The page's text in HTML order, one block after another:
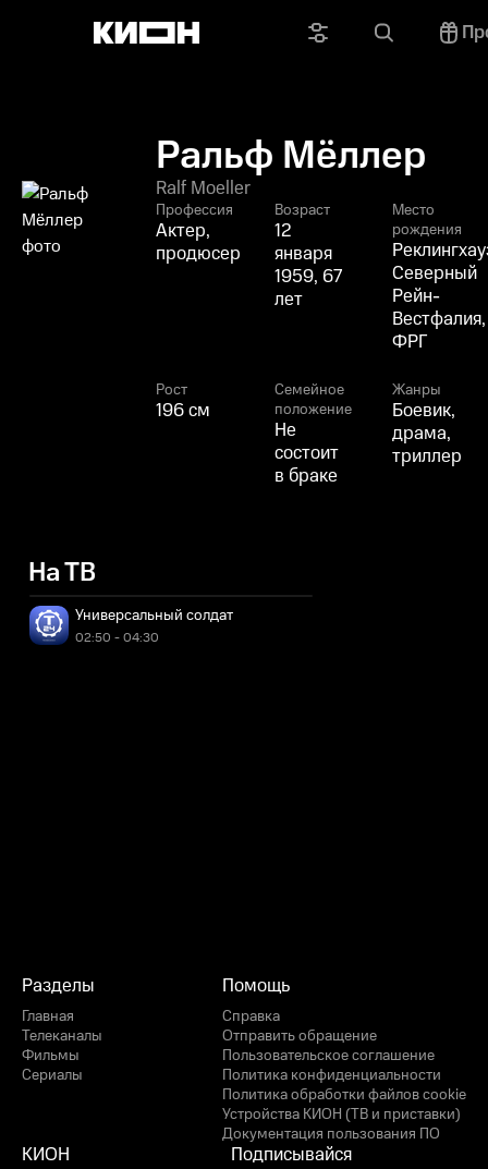
Ральф Мёллер
Ralf Moeller
Профессия
Актер,
продюсер
Возраст
12
января
1959, 67
лет
Место
рождения
Северный
Рейн-
Вестфалия,
ФРГ
Рост
196 см
Семейное
положение
Не
состоит
в браке
Жанры
Боевик,
драма,
триллер
На ТВ
Универсальный солдат
02:50 - 04:30
Разделы
Главная
Телеканалы
Фильмы
Сериалы
Помощь
Справка
Отправить обращение
Пользовательское соглашение
Политика конфиденциальности
Политика обработки файлов cookie
Устройства КИОН (ТВ и приставки)
Документация пользования ПО
КИОН Подписывайся